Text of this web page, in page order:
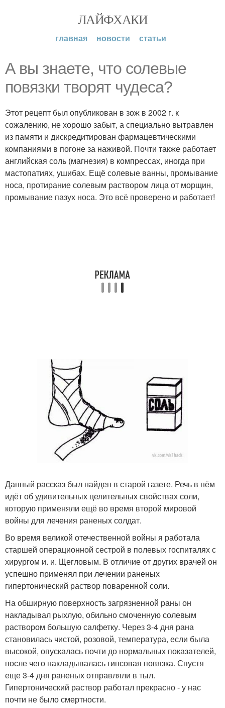
ЛАЙФХАКИ
главная новости статьи
А вы знаете, что солевые
повязки творят чудеса?
Этот рецепт был опубликован в зож в 2002 г. к
сожалению, не хорошо забыт, а специально вытравлен
из памяти и дискредитирован фармацевтическими
компаниями в погоне за наживой. Почти также работает
английская соль (магнезия) в компрессах, иногда при
мастопатиях, ушибах. Ещё солевые ванны, промывание
носа, протирание солевым раствором лица от морщин,
промывание пазух носа. Это всё проверено и работает!
Данный рассказ был найден в старой газете. Речь в нём
идёт об удивительных целительных свойствах соли,
которую применяли ещё во время второй мировой
войны для лечения раненых солдат.
Во время великой отечественной войны я работала
старшей операционной сестрой в полевых госпиталях с
хирургом и. и. Щегловым. В отличие от других врачей он
успешно применял при лечении раненых
гипертонический раствор поваренной соли.
На обширную поверхность загрязненной раны он
накладывал рыхлую, обильно смоченную солевым
раствором большую салфетку. Через 3-4 дня рана
становилась чистой, розовой, температура, если была
высокой, опускалась почти до нормальных показателей,
после чего накладывалась гипсовая повязка. Спустя
еще 3-4 дня раненых отправляли в тыл.
Гипертонический раствор работал прекрасно - у нас
почти не было смертности.